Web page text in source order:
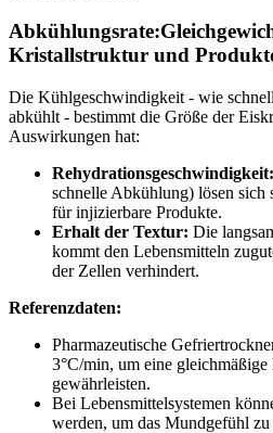
Kristallstruktur und
Die Kühlgeschwindigkeit - wie
abkühlt - bestimmt die Größe der
Auswirkungen hat:
Rehydrationsgeschwindigkeit:
schnelle Abkühlung) lösen sich
für injizierbare Produkte.
Erhalt der Textur: Die
kommt den Lebensmitteln
der Zellen verhindert.
Referenzdaten:
Pharmazeutische
3°C/min, um eine
gewährleisten.
Bei Lebensmittelsystemen
werden, um das Mundgefühl zu